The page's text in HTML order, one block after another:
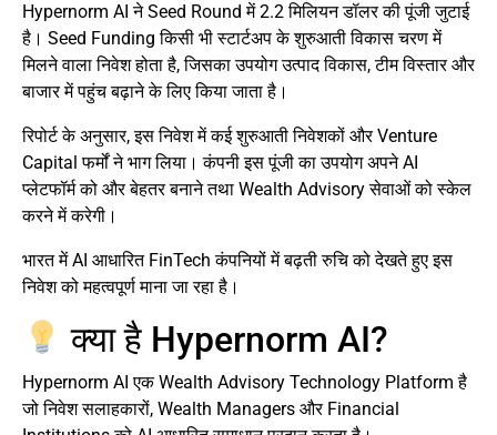
Hypernorm AI ने Seed Round में 2.2 मिलियन डॉलर की पूंजी जुटाई
है। Seed Funding किसी भी स्टार्टअप के शुरुआती विकास चरण में
मिलने वाला निवेश होता है, जिसका उपयोग उत्पाद विकास, टीम विस्तार और
बाजार में पहुंच बढ़ाने के लिए किया जाता है।
रिपोर्ट के अनुसार, इस निवेश में कई शुरुआती निवेशकों और Venture
Capital फर्मों ने भाग लिया। कंपनी इस पूंजी का उपयोग अपने AI
प्लेटफॉर्म को और बेहतर बनाने तथा Wealth Advisory सेवाओं को स्केल
करने में करेगी।
भारत में AI आधारित FinTech कंपनियों में बढ़ती रुचि को देखते हुए इस
निवेश को महत्वपूर्ण माना जा रहा है।
क्या है Hypernorm AI?
Hypernorm AI एक Wealth Advisory Technology Platform है
जो निवेश सलाहकारों, Wealth Managers और Financial